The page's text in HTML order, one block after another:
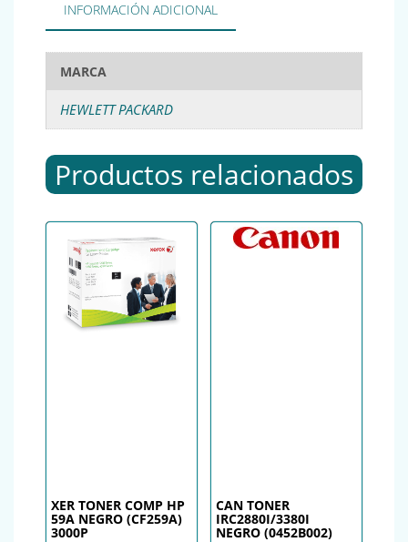
INFORMACIÓN ADICIONAL
MARCA
HEWLETT PACKARD
Productos relacionados
XER TONER COMP HP
59A NEGRO (CF259A)
3000P
CAN TONER
IRC2880I/3380I
NEGRO (0452B002)